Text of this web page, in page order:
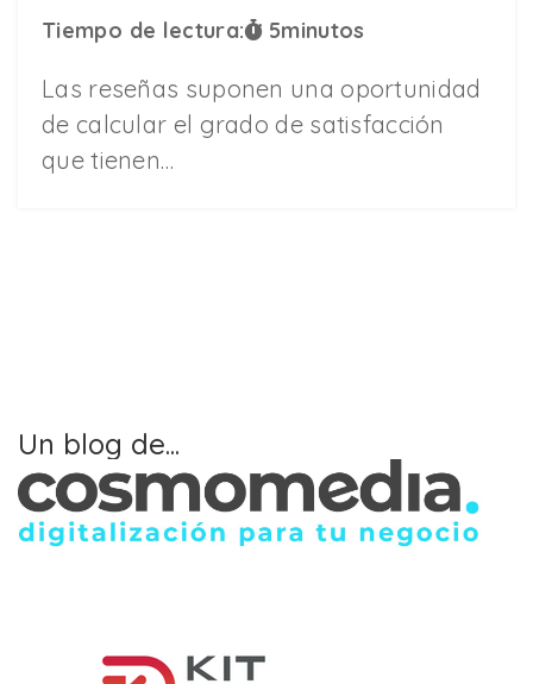
Tiempo de lectura: 5minutos
Las reseñas suponen una oportunidad
de calcular el grado de satisfacción
que tienen…
Un blog de...